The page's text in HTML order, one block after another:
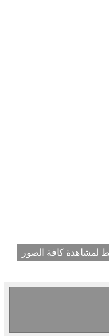
لمشاهدة كافة الصور